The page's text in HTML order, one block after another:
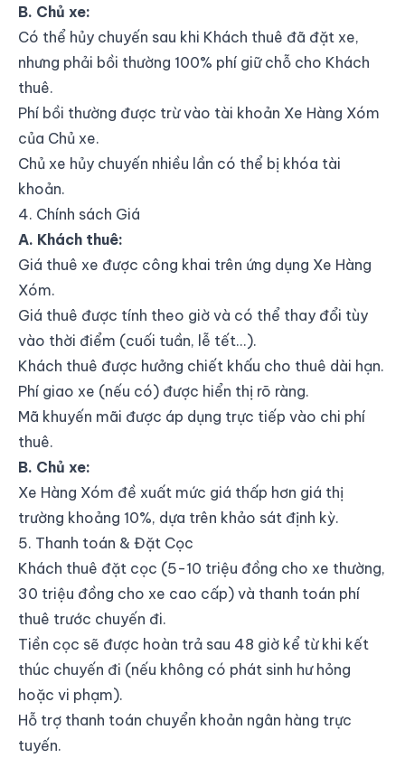
B. Chủ xe:
Có thể hủy chuyến sau khi Khách thuê đã đặt xe,
nhưng phải bồi thường 100% phí giữ chỗ cho Khách
thuê.
Phí bồi thường được trừ vào tài khoản Xe Hàng Xóm
của Chủ xe.
Chủ xe hủy chuyến nhiều lần có thể bị khóa tài
khoản.
4. Chính sách Giá
A. Khách thuê:
Giá thuê xe được công khai trên ứng dụng Xe Hàng
Xóm.
Giá thuê được tính theo giờ và có thể thay đổi tùy
vào thời điểm (cuối tuần, lễ tết...).
Khách thuê được hưởng chiết khấu cho thuê dài hạn.
Phí giao xe (nếu có) được hiển thị rõ ràng.
Mã khuyến mãi được áp dụng trực tiếp vào chi phí
thuê.
B. Chủ xe:
Xe Hàng Xóm đề xuất mức giá thấp hơn giá thị
trường khoảng 10%, dựa trên khảo sát định kỳ.
5. Thanh toán & Đặt Cọc
Khách thuê đặt cọc (5-10 triệu đồng cho xe thường,
30 triệu đồng cho xe cao cấp) và thanh toán phí
thuê trước chuyến đi.
Tiền cọc sẽ được hoàn trả sau 48 giờ kể từ khi kết
thúc chuyến đi (nếu không có phát sinh hư hỏng
hoặc vi phạm).
Hỗ trợ thanh toán chuyển khoản ngân hàng trực
tuyến.